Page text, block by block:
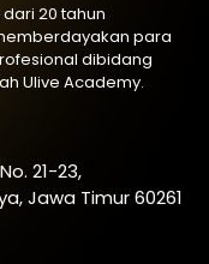
20 tahun
para
dibidang
Ulive Academy.
21-23,
Jawa Timur 60261